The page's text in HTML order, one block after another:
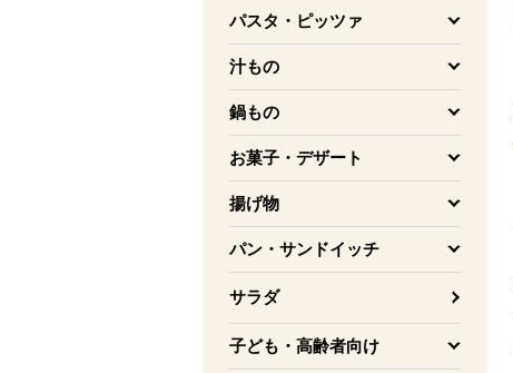
パスタ・ピッツァ
を開く
汁もの
を開く
鍋もの
を開く
お菓子・デザート
を開く
揚げ物
を開く
パン・サンドイッチ
を開く
サラダ
子ども・高齢者向け
を開く